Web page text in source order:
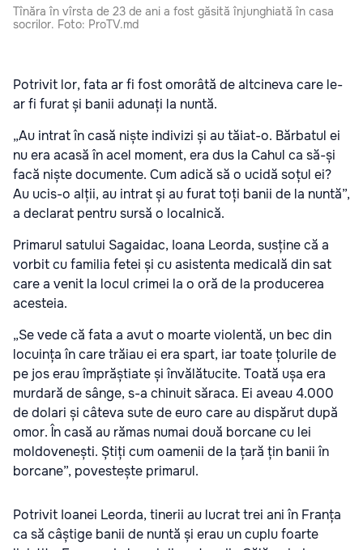
Tînăra în vîrsta de 23 de ani a fost găsită înjunghiată în casa
socrilor. Foto: ProTV.md
Potrivit lor, fata ar fi fost omorâtă de altcineva care le-
ar fi furat și banii adunați la nuntă.
„Au intrat în casă niște indivizi și au tăiat-o. Bărbatul ei
nu era acasă în acel moment, era dus la Cahul ca să-și
facă niște documente. Cum adică să o ucidă soțul ei?
Au ucis-o alții, au intrat și au furat toți banii de la nuntă”,
a declarat pentru sursă o localnică.
Primarul satului Sagaidac, Ioana Leorda, susține că a
vorbit cu familia fetei și cu asistenta medicală din sat
care a venit la locul crimei la o oră de la producerea
acesteia.
„Se vede că fata a avut o moarte violentă, un bec din
locuința în care trăiau ei era spart, iar toate țolurile de
pe jos erau împrăștiate și învălătucite. Toată ușa era
murdară de sânge, s-a chinuit săraca. Ei aveau 4.000
de dolari și câteva sute de euro care au dispărut după
omor. În casă au rămas numai două borcane cu lei
moldovenești. Știți cum oamenii de la țară țin banii în
borcane”, povestește primarul.
Potrivit Ioanei Leorda, tinerii au lucrat trei ani în Franța
ca să câștige banii de nuntă și erau un cuplu foarte